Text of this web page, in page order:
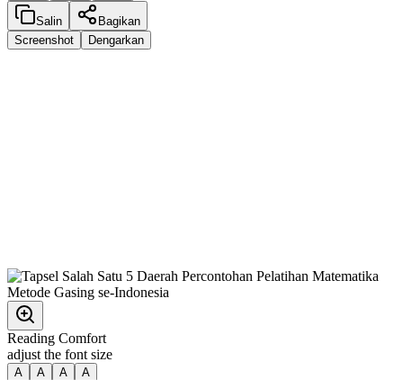
Salin
Bagikan
Screenshot
Dengarkan
Reading Comfort
adjust the font size
A A A A